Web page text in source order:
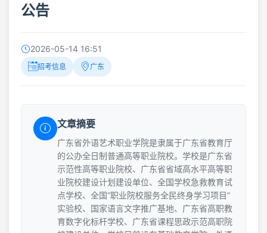
公告
2026-05-14 16:51
招考信息 广东
文章摘要
广东省外语艺术职业学院是隶属于广东省教育厅
的公办全日制普通高等职业院校。学校是广东省
示范性高等职业院校、广东省省域高水平高等职
业院校建设计划建设单位、全国学校急救教育试
点学校、全国“职业院校服务全民终身学习项目”
实验校、国家语言文字推广基地、广东省高职教
育数字化标杆学校、广东省课程思政示范高职院